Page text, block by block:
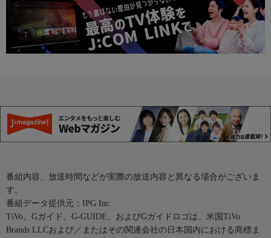
番組内容、放送時間などが実際の放送内容と異なる場合がございま
す。
番組データ提供元：IPG Inc.
TiVo、Gガイド、G-GUIDE、およびGガイドロゴは、米国TiVo
Brands LLCおよび／またはその関連会社の日本国内における商標ま